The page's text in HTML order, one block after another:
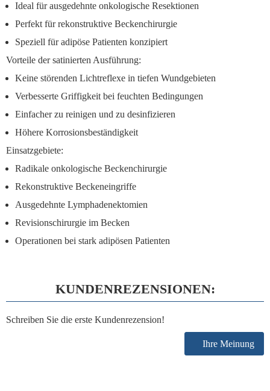
Ideal für ausgedehnte onkologische Resektionen
Perfekt für rekonstruktive Beckenchirurgie
Speziell für adipöse Patienten konzipiert
Vorteile der satinierten Ausführung:
Keine störenden Lichtreflexe in tiefen Wundgebieten
Verbesserte Griffigkeit bei feuchten Bedingungen
Einfacher zu reinigen und zu desinfizieren
Höhere Korrosionsbeständigkeit
Einsatzgebiete:
Radikale onkologische Beckenchirurgie
Rekonstruktive Beckeneingriffe
Ausgedehnte Lymphadenektomien
Revisionschirurgie im Becken
Operationen bei stark adipösen Patienten
KUNDENREZENSIONEN:
Schreiben Sie die erste Kundenrezension!
Ihre Meinung